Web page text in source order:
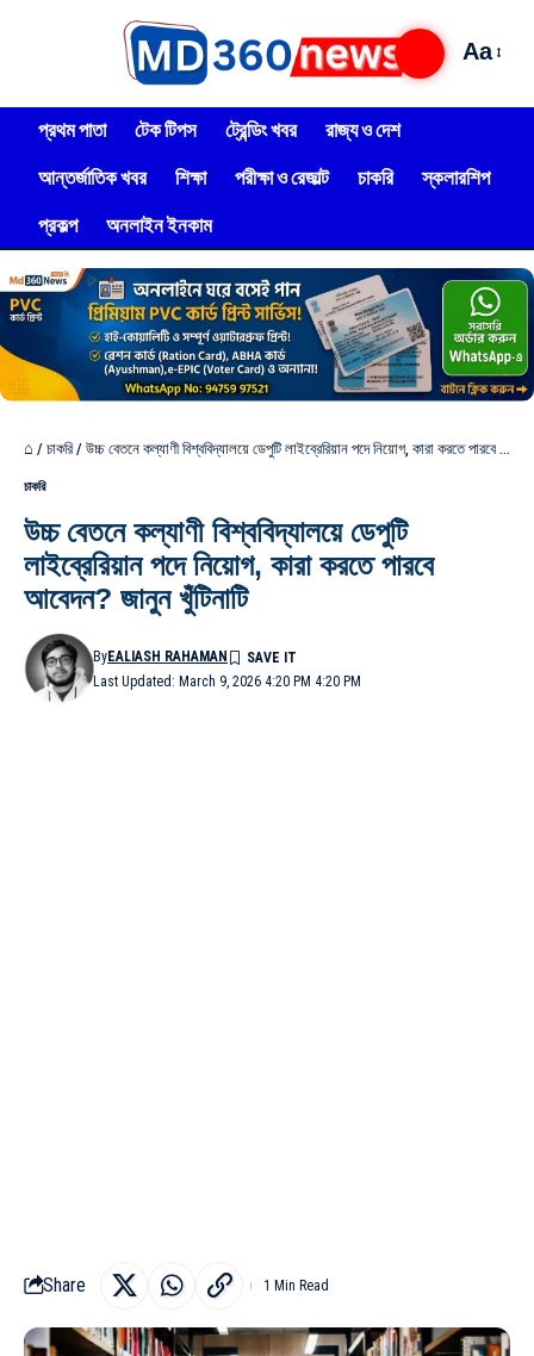
Aa
প্রথম পাতা টেক টিপস ট্রেন্ডিং খবর
রাজ্য ও দেশ
আন্তর্জাতিক খবর
শিক্ষা পরীক্ষা ও রেজাল্ট চাকরি
স্কলারশিপ
প্রকল্প
অনলাইন ইনকাম
⌂ / চাকরি / উচ্চ বেতনে কল্যাণী বিশ্ববিদ্যালয়ে ডেপুটি লাইব্রেরিয়ান পদে নিয়োগ, কারা করতে পারবে আবেদন? জানুন খুঁটিনাটি
চাকরি
উচ্চ বেতনে কল্যাণী বিশ্ববিদ্যালয়ে ডেপুটি
লাইব্রেরিয়ান পদে নিয়োগ, কারা করতে পারবে
আবেদন? জানুন খুঁটিনাটি
Last Updated: March 9, 2026 4:20 PM 4:20 PM
ByEALIASH RAHAMAN
Share 1 Min Read